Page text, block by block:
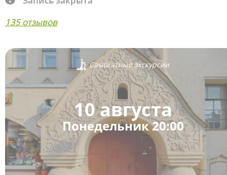
135 отзывов
Самокатные экскурсии
10 августа
Понедельник 20:00